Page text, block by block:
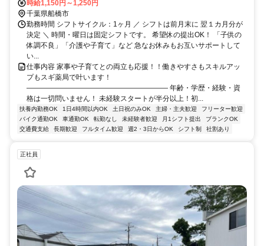
北口徒歩約27分、京成本線 京成中山徒歩約27分
時給1,150円～1,250円
千葉県船橋市
勤務時間 シフトサイクル：1ヶ月 ／ シフトは前月末に 翌１カ月分が
決定 ＼ 時間・曜日は固定シフトです。 希望休の提出OK！ 「子供の
体調不良」「介護や子育て」など 急なお休みもお互いサポートして
い...
仕事内容 家事や子育てとの両立も応援！！働きやすさもスキルアッ
プもスギ薬局で叶います！
―――――――――――――――――――― 年齢・学歴・経験・資
格は一切問いません！ 未経験スタートが半分以上！初...
扶養内勤務OK 1日4時間以内OK 土日祝のみOK 主婦・主夫歓迎
フリーター歓迎
バイク通勤OK
車通勤OK 転勤なし 未経験者歓迎 月1シフト提出
ブランクOK
交通費支給
長期歓迎 フルタイム歓迎 週2・3日からOK シフト制 社割あり
正社員